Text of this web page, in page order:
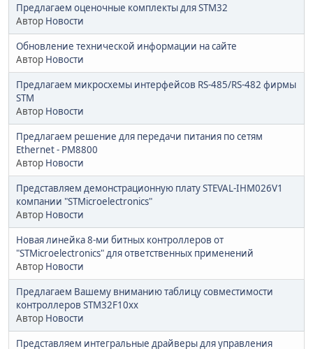
Предлагаем оценочные комплекты для STM32
Автор Новости
Обновление технической информации на сайте
Автор Новости
Предлагаем микросхемы интерфейсов RS-485/RS-482 фирмы
STM
Автор Новости
Предлагаем решение для передачи питания по сетям
Ethernet - PM8800
Автор Новости
Представляем демонстрационную плату STEVAL-IHM026V1
компании "STMicroelectronics"
Автор Новости
Новая линейка 8-ми битных контроллеров от
"STMicroelectronics" для ответственных применений
Автор Новости
Предлагаем Вашему вниманию таблицу совместимости
контроллеров STM32F10xx
Автор Новости
Представляем интегральные драйверы для управления